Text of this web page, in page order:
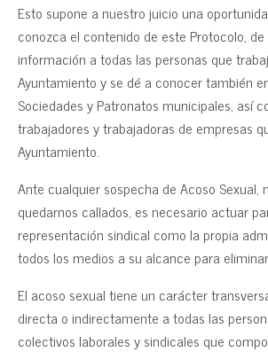
Esto supone a nuestro juicio una
conozca el contenido de este Protocolo,
información a todas las personas que
Ayuntamiento y se dé a conocer también
Sociedades y Patronatos municipales, así
trabajadores y trabajadoras de empresas
Ayuntamiento.
Ante cualquier sospecha de Acoso Sexual,
quedarnos callados, es necesario actuar
representación sindical como la propia
todos los medios a su alcance para
El acoso sexual tiene un carácter
directa o indirectamente a todas las
colectivos laborales y sindicales que